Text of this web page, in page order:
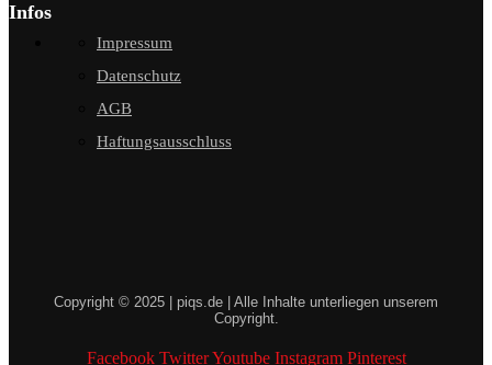
Infos
Impressum
Datenschutz
AGB
Haftungsausschluss
Copyright © 2025 | piqs.de | Alle Inhalte unterliegen unserem
Copyright.
Facebook Twitter Youtube Instagram Pinterest